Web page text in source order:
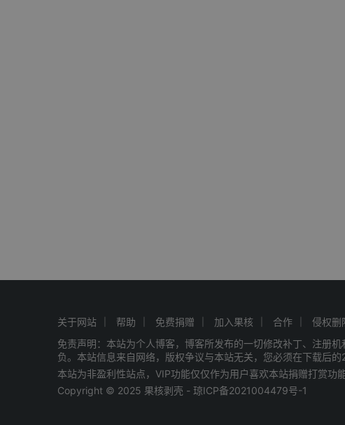
关于网站 帮助 免费捐赠 加入果核 合作 侵权删
免责声明：本站为个人博客，博客所发布的一切修改补丁、注册
负。本站信息来自网络，版权争议与本站无关，您必须在下载后
本站为非盈利性站点，VIP功能仅仅作为用户喜欢本站捐赠打赏功
Copyright © 2025 果核剥壳 - 琼ICP备2021004479号-1